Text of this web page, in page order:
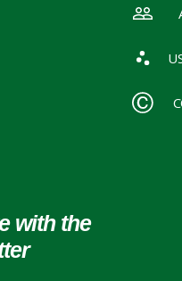
with the